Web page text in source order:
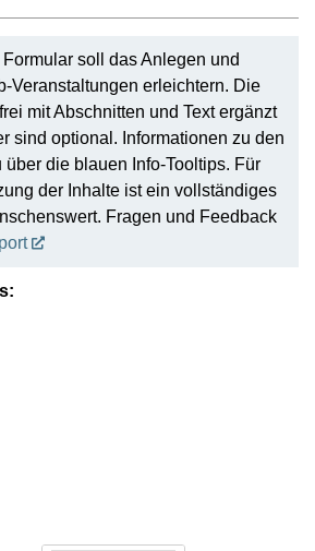
soll das Anlegen und
Veranstaltungen erleichtern. Die
mit Abschnitten und Text ergänzt
sind optional. Informationen zu den
über die blauen Info-Tooltips. Für
der Inhalte ist ein vollständiges
Fragen und Feedback